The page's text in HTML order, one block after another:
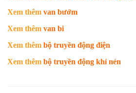
Xem thêm van bướm
Xem thêm van bi
Xem thêm bộ truyền động điện
Xem thêm bộ truyền động khí nén